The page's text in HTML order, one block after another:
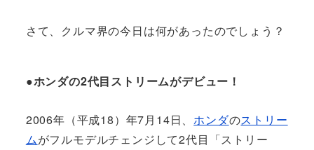
さて、クルマ界の今日は何があったのでしょう？
●ホンダの2代目ストリームがデビュー！
2006年（平成18）年7月14日、ホンダのストリー
ムがフルモデルチェンジして2代目「ストリー